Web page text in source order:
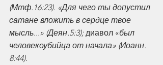
(Мтф.16:23). «Для чего ты допустил
сатане вложить в сердце твое
мысль...» (Деян.5:3); диавол «был
человекоубийца от начала» (Иоанн.
8:44).